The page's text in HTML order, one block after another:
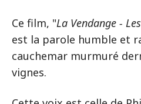
Ce film, "La Vendange -
est la parole humble et
cauchemar murmuré
vignes.